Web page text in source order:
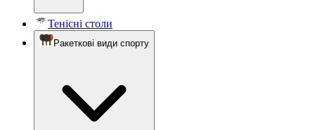
Тенісні столи
Ракеткові види спорту